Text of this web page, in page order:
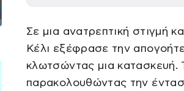
Σε μια ανατρεπτική στιγμή
Κέλι εξέφρασε την
κλωτσώντας μια κατασκευή.
παρακολουθώντας την